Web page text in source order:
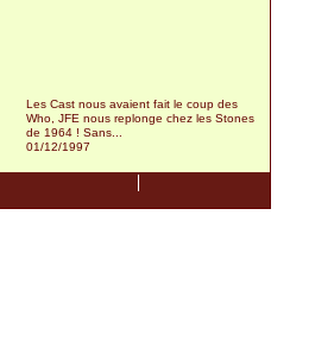
Les Cast nous avaient fait le coup des
Who, JFE nous replonge chez les Stones
de 1964 ! Sans...
01/12/1997